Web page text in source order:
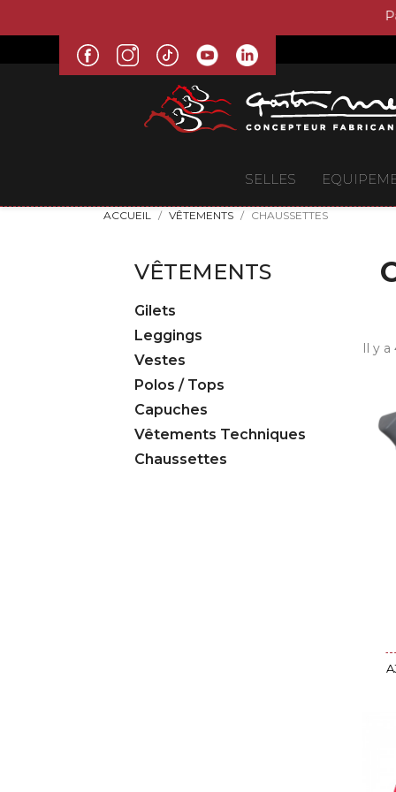
SELLES
ACCUEIL VÊTEMENTS CHAUSSETTES
VÊTEMENTS
Gilets
Leggings
Vestes
Polos / Tops
Capuches
Vêtements Techniques
Chaussettes
Il y a